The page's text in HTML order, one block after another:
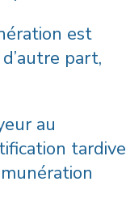
est
part,
au
tardive